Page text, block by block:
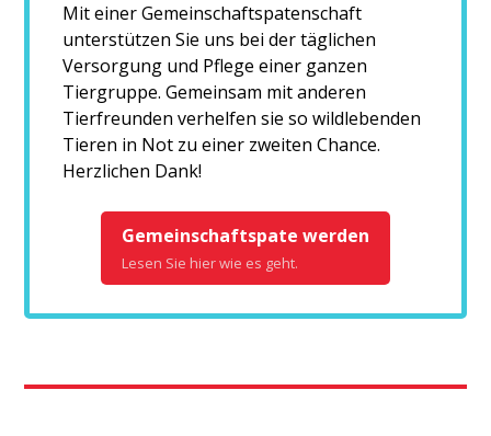
Mit einer Gemeinschaftspatenschaft
unterstützen Sie uns bei der täglichen
Versorgung und Pflege einer ganzen
Tiergruppe. Gemeinsam mit anderen
Tierfreunden verhelfen sie so wildlebenden
Tieren in Not zu einer zweiten Chance.
Herzlichen Dank!
Gemeinschaftspate werden
Lesen Sie hier wie es geht.